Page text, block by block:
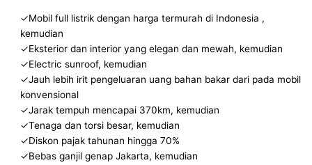
✓Mobil full listrik dengan harga termurah di Indonesia ,
kemudian
✓Eksterior dan interior yang elegan dan mewah, kemudian
✓Electric sunroof, kemudian
✓Jauh lebih irit pengeluaran uang bahan bakar dari pada mobil
konvensional
✓Jarak tempuh mencapai 370km, kemudian
✓Tenaga dan torsi besar, kemudian
✓Diskon pajak tahunan hingga 70%
✓Bebas ganjil genap Jakarta, kemudian